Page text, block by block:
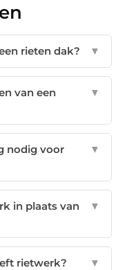
rieten dak? ▼
van een
▼
nodig voor
▼
in plaats van
▼
rietwerk? ▼